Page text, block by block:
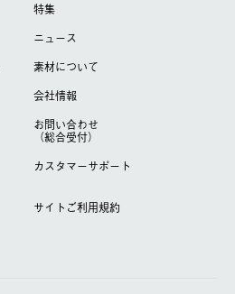
特集
ニュース
素材について
会社情報
お問い合わせ
（総合受付）
カスタマーサポート
サイトご利用規約